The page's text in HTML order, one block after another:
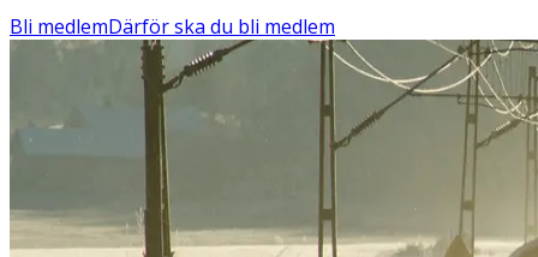
Bli medlemDärför ska du bli medlem